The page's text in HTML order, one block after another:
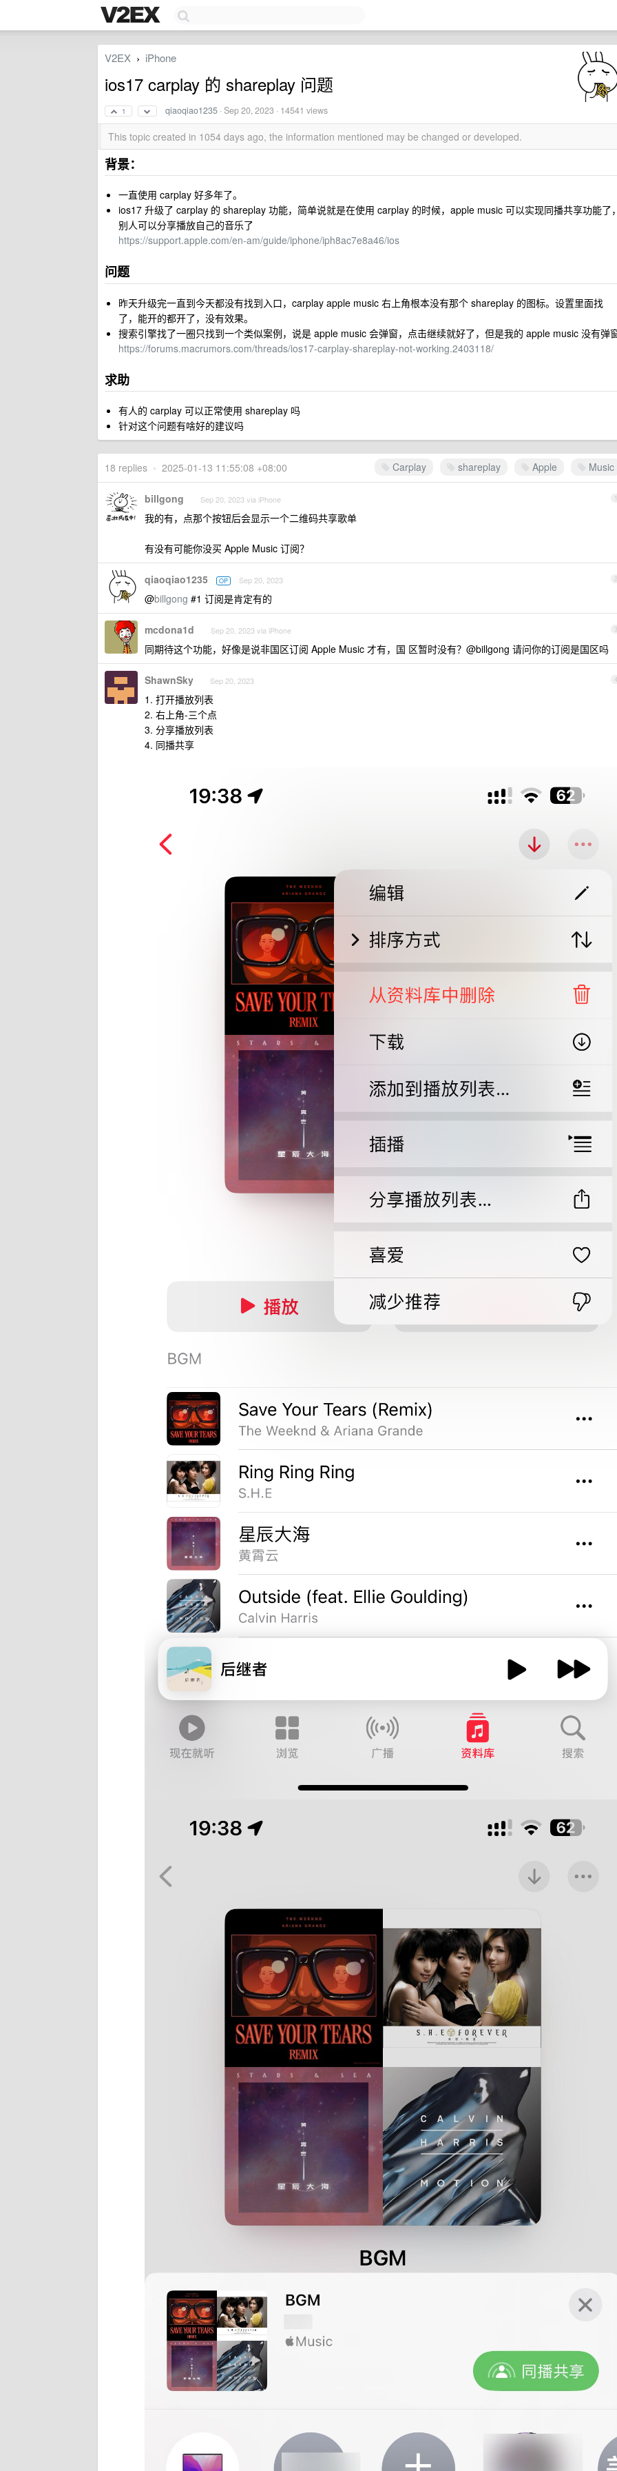
V2EX › iPhone
ios17 carplay 的 shareplay 问题
1 qiaoqiao1235 ·Sep 20, 2023 · 14541 views
This topic created in 1054 days ago, the information mentioned may be changed or developed.
背景：
一直使用 carplay 好多年了。
ios17 升级了 carplay 的 shareplay 功能，简单说就是在使用 carplay 的时候，apple music 可以实现同播共享功能了
别人可以分享播放自己的音乐了
https://support.apple.com/en-am/guide/iphone/iph8ac7e8a46/ios
问题
昨天升级完一直到今天都没有找到入口，carplay apple music 右上角根本没有那个 shareplay 的图标。设置里面找
了，能开的都开了，没有效果。
搜索引擎找了一圈只找到一个类似案例，说是 apple music 会弹窗，点击继续就好了，但是我的 apple music 没有弹
https://forums.macrumors.com/threads/ios17-carplay-shareplay-not-working.2403118/
求助
有人的 carplay 可以正常使用 shareplay 吗
针对这个问题有啥好的建议吗
Carplay shareplay Apple Music
18 replies • 2025-01-13 11:55:08 +08:00
1
billgong Sep 20, 2023 via iPhone
我的有，点那个按钮后会显示一个二维码共享歌单
有没有可能你没买 Apple Music 订阅？
2
qiaoqiao1235 OP Sep 20, 2023
@billgong #1 订阅是肯定有的
3
mcdona1d Sep 20, 2023 via iPhone
同期待这个功能，好像是说非国区订阅 Apple Music 才有，国 区暂时没有？@billgong 请问你的订阅是国区吗
4
ShawnSky Sep 20, 2023
1. 打开播放列表
2. 右上角-三个点
3. 分享播放列表
4. 同播共享